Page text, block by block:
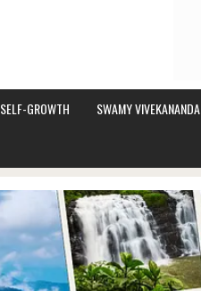
SELF-GROWTH SWAMY VIVEKANANDA